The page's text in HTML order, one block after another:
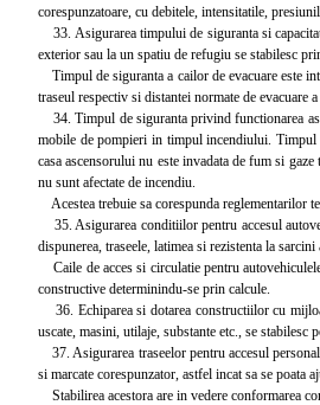
corespunzatoare, cu debitele, intensitatile,
33. Asigurarea timpului de siguranta si
exterior sau la un spatiu de refugiu se stabilesc
Timpul de siguranta a cailor de evacuare este
traseul respectiv si distantei normate de
34. Timpul de siguranta privind functionarea
mobile de pompieri in timpul incendiului. Timpul
casa ascensorului nu este invadata de fum si
nu sunt afectate de incendiu.
Acestea trebuie sa corespunda reglementarilor
35. Asigurarea conditiilor pentru accesul
dispunerea, traseele, latimea si rezistenta la
Caile de acces si circulatie pentru
constructive determinindu-se prin calcule.
36. Echiparea si dotarea constructiilor cu
uscate, masini, utilaje, substante etc., se
37. Asigurarea traseelor pentru accesul
si marcate corespunzator, astfel incat sa se poata
Stabilirea acestora are in vedere conformarea